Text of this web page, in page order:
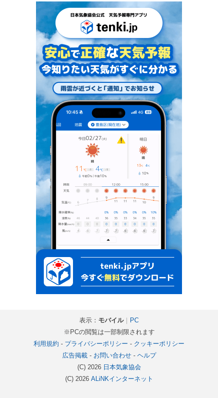
表示： モバイル｜ PC
※PCの閲覧は一部制限されます
利用規約 - プライバシーポリシー - クッキーポリシー
広告掲載- お問い合わせ- ヘルプ
(C) 2026 日本気象協会
(C) 2026 ALiNKインターネット